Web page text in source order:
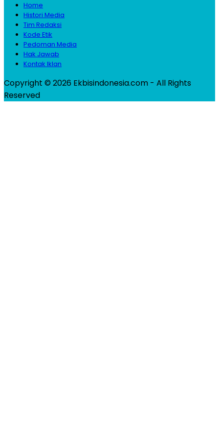
Home
Histori Media
Tim Redaksi
Kode Etik
Pedoman Media
Hak Jawab
Kontak Iklan
Copyright © 2026 Ekbisindonesia.com - All Rights
Reserved